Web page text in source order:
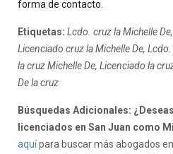
forma de contacto
Etiquetas: Lcdo. cruz la Michelle
Licenciado cruz la Michelle De,
la cruz Michelle De, Licenciado la
De la cruz
Búsquedas Adicionales:
licenciados en San Juan como
aquípara buscar más abogados